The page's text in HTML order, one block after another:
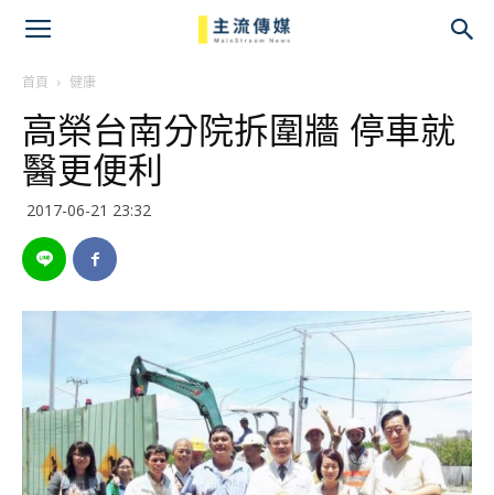
首頁 健康
高榮台南分院拆圍牆 停車就
醫更便利
2017-06-21 23:32